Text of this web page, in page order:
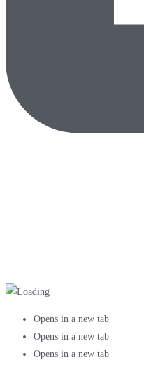
Opens in a new tab
Opens in a new tab
Opens in a new tab